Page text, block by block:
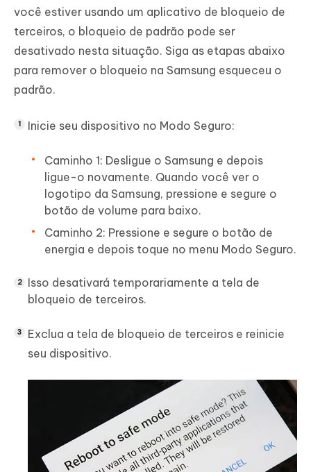
você estiver usando um aplicativo de bloqueio de
terceiros, o bloqueio de padrão pode ser
desativado nesta situação. Siga as etapas abaixo
para remover o bloqueio na Samsung esqueceu o
padrão.
Inicie seu dispositivo no Modo Seguro:
Caminho 1: Desligue o Samsung e depois
ligue-o novamente. Quando você ver o
logotipo da Samsung, pressione e segure o
botão de volume para baixo.
Caminho 2: Pressione e segure o botão de
energia e depois toque no menu Modo Seguro.
Isso desativará temporariamente a tela de
bloqueio de terceiros.
Exclua a tela de bloqueio de terceiros e reinicie
seu dispositivo.